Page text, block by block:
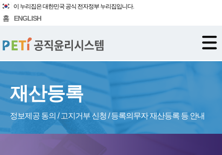
이 누리집은 대한민국 공식 전자정부 누리집입니다.
홈 ENGLISH
재산등록
정보제공 동의 / 고지거부 신청 / 등록의무자 재산등록 등 안내